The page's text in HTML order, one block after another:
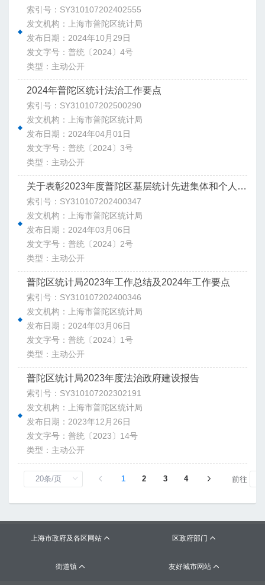
索引号：SY310107202402555
发文机构：上海市普陀区统计局
发布日期：2024年10月29日
发文字号：普统〔2024〕4号
类型：主动公开
2024年普陀区统计法治工作要点
索引号：SY310107202500290
发文机构：上海市普陀区统计局
发布日期：2024年04月01日
发文字号：普统〔2024〕3号
类型：主动公开
关于表彰2023年度普陀区基层统计先进集体和个人的通知
索引号：SY310107202400347
发文机构：上海市普陀区统计局
发布日期：2024年03月06日
发文字号：普统〔2024〕2号
类型：主动公开
普陀区统计局2023年工作总结及2024年工作要点
索引号：SY310107202400346
发文机构：上海市普陀区统计局
发布日期：2024年03月06日
发文字号：普统〔2024〕1号
类型：主动公开
普陀区统计局2023年度法治政府建设报告
索引号：SY310107202302191
发文机构：上海市普陀区统计局
发布日期：2023年12月26日
发文字号：普统〔2023〕14号
类型：主动公开
1 2 3 4 前往
上海市政府及各区网站  区政府部门 
街道镇  友好城市网站 